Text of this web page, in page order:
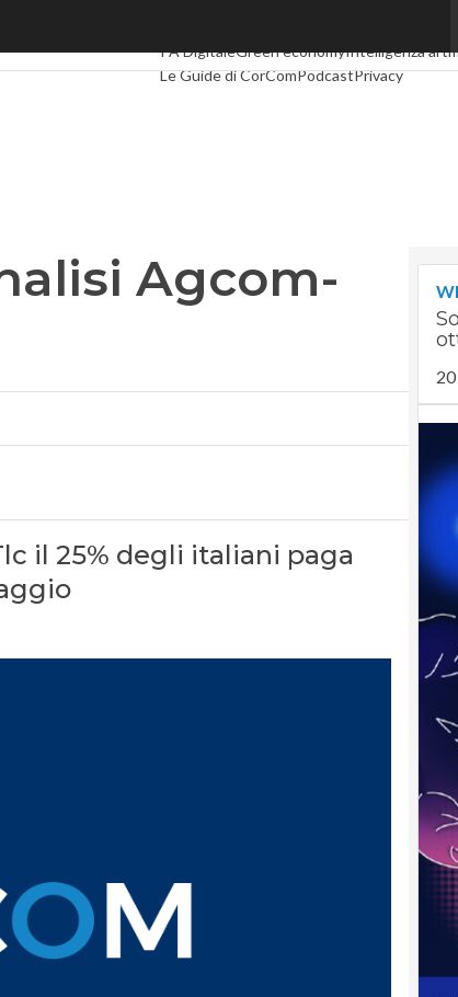
PA DigitaleGreen economyIntelligenza
Le Guide di CorComPodcastPrivacy
Agcom-
il 25% degli italiani paga